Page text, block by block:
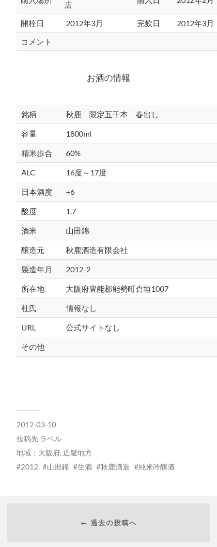
店
開栓日 2012年3月 完飲日
2012年3月
コメント
お酒の情報
銘柄 秋鹿 限定五千本 春出し
容量 1800ml
精米歩合 60%
ALC 16度～17度
日本酒度 +6
酸度 1.7
酒米 山田錦
醸造元 秋鹿酒造有限会社
製造年月 2012-2
所在地 大阪府豊能郡能勢町倉垣1007
杜氏 情報なし
URL 公式サイトなし
その他
2012-03-10
投稿先 ラベル
地域： 大阪府,近畿地方
2012
山田錦 生酒 秋鹿酒造 純米吟醸酒
← 過去の投稿へ